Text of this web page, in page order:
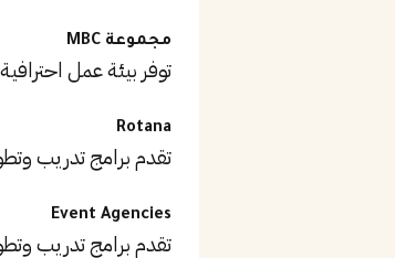
مجموعة MBC
توفر بيئة عمل
Rotana
تقدم برامج تدريب
Event Agencies
تقدم برامج تدريب